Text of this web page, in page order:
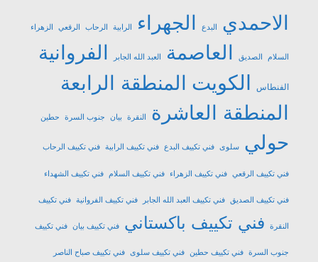
الاحمدي البدع الجهراء الرابية الرحاب الرقعي الزهراء
السلام الصديق العاصمة العبد الله الجابر الفروانية
الفنطاس الكويت المنطقة الرابعة
المنطقة العاشرة
النقرة بيان جنوب السرة حطين
حولي سلوى فني تكييف البدع فني تكييف الرابية فني تكييف الرحاب
فني تكييف الرقعي فني تكييف الزهراء فني تكييف السلام فني تكييف الشهداء
فني تكييف الصديق فني تكييف العبد الله الجابر فني تكييف الفروانية فني تكييف
النقرة فني تكييف باكستاني فني تكييف بيان فني تكييف
جنوب السرة فني تكييف حطين فني تكييف سلوى فني تكييف صباح الناصر